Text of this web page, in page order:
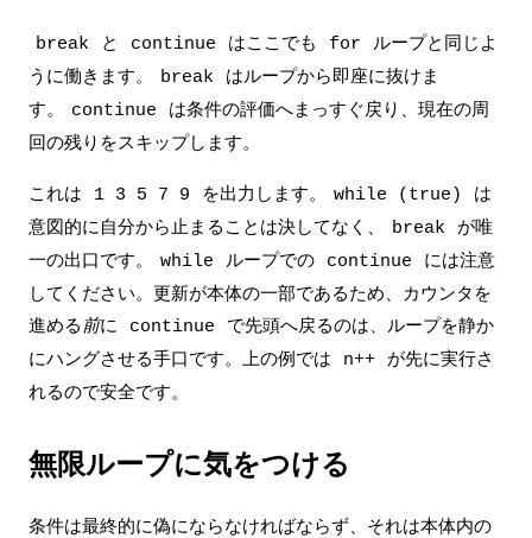
break と continue はここでも for
ループと同じよ
うに働きます。
break
はループから即座に抜けま
す。
continue
は条件の評価へまっすぐ戻り、現在の周
回の残りをスキップします。
これは 1 3 5 7 9 を出力します。 while (true)
は
意図的に自分から止まることは決してなく、
break
が唯
一の出口です。
while ループでの continue
には注意
してください。更新が本体の一部であるため、カウンタを
進める 前に continue
で先頭へ戻るのは、ループを静か
にハングさせる手口です。上の例では
n++
が先に実行さ
れるので安全です。
無限ループに気をつける
条件は最終的に偽にならなければならず、それは本体内の